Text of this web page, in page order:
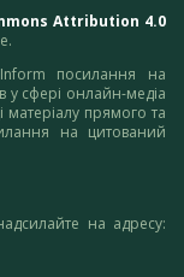
Attribution 4.0
посилання на
у сфері онлайн-медіа
прямого та
на цитований
на адресу: